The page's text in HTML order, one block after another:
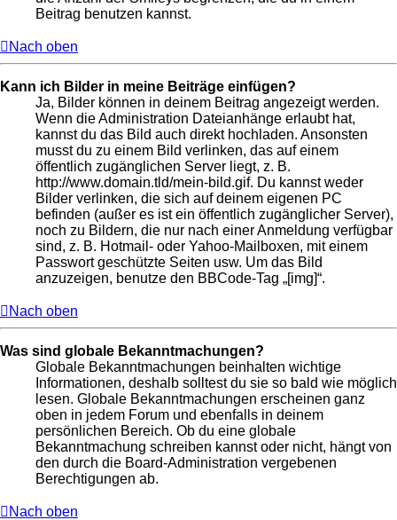
Beitrag benutzen kannst.
Nach oben
Kann ich Bilder in meine Beiträge einfügen?
Ja, Bilder können in deinem Beitrag angezeigt werden.
Wenn die Administration Dateianhänge erlaubt hat,
kannst du das Bild auch direkt hochladen. Ansonsten
musst du zu einem Bild verlinken, das auf einem
öffentlich zugänglichen Server liegt, z. B.
http://www.domain.tld/mein-bild.gif. Du kannst weder
Bilder verlinken, die sich auf deinem eigenen PC
befinden (außer es ist ein öffentlich zugänglicher Server),
noch zu Bildern, die nur nach einer Anmeldung verfügbar
sind, z. B. Hotmail- oder Yahoo-Mailboxen, mit einem
Passwort geschützte Seiten usw. Um das Bild
anzuzeigen, benutze den BBCode-Tag „[img]“.
Nach oben
Was sind globale Bekanntmachungen?
Globale Bekanntmachungen beinhalten wichtige
Informationen, deshalb solltest du sie so bald wie möglich
lesen. Globale Bekanntmachungen erscheinen ganz
oben in jedem Forum und ebenfalls in deinem
persönlichen Bereich. Ob du eine globale
Bekanntmachung schreiben kannst oder nicht, hängt von
den durch die Board-Administration vergebenen
Berechtigungen ab.
Nach oben